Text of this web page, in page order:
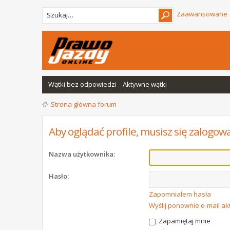
Zaawansowane
Wątki bez odpowiedzi Aktywne wątki
Strona główna forum
Aby oglądać profile, musisz się
Nazwa użytkownika:
Hasło:
Zapomniałem hasła
Wyślij ponownie e-mail
Zapamiętaj mnie